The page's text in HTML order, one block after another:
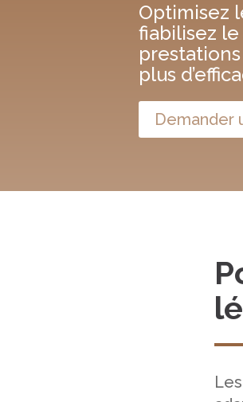
Optimisez
fiabilisez
plus
Demander